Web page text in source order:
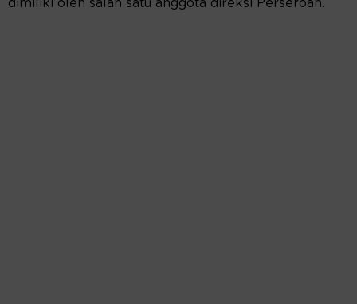
dimiliki oleh salah satu anggota direksi Perseroan.